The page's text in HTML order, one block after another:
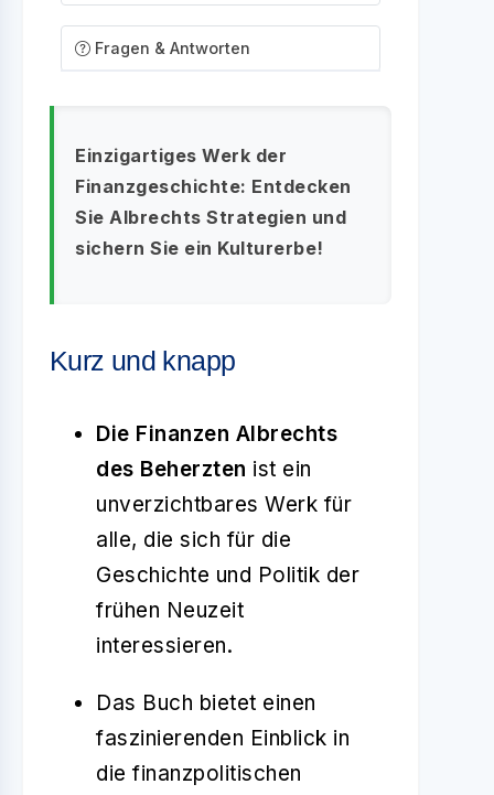
Fragen & Antworten
Einzigartiges Werk der
Finanzgeschichte: Entdecken
Sie Albrechts Strategien und
sichern Sie ein Kulturerbe!
Kurz und knapp
Die Finanzen Albrechts
des Beherzten ist ein
unverzichtbares Werk für
alle, die sich für die
Geschichte und Politik der
frühen Neuzeit
interessieren.
Das Buch bietet einen
faszinierenden Einblick in
die finanzpolitischen